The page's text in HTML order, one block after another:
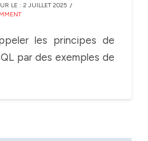
LE : 2 JUILLET 2025
les principes de
par des exemples de